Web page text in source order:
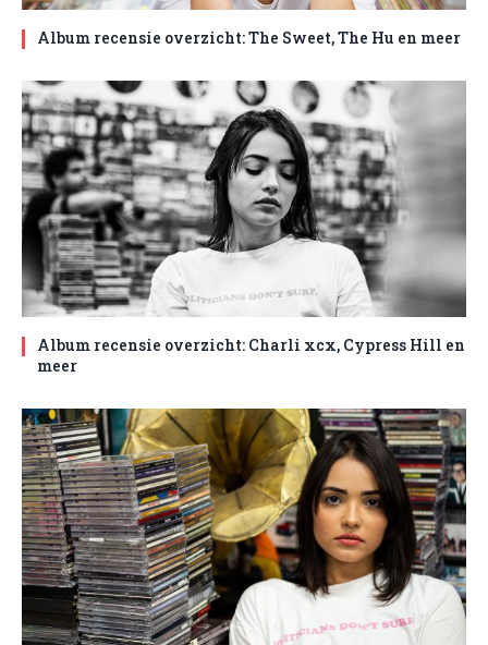
Album recensie overzicht: The Sweet, The Hu en meer
Album recensie overzicht: Charli xcx, Cypress Hill en
meer